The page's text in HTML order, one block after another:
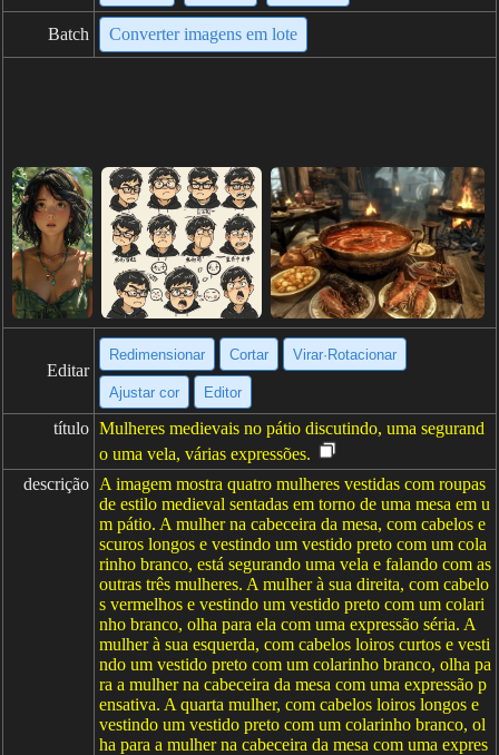
Batch Converter imagens em lote
Editar
Redimensionar Cortar Virar·Rotacionar
Ajustar cor Editor
título Mulheres medievais no pátio discutindo, uma segurand
o uma vela, várias expressões.
descrição A imagem mostra quatro mulheres vestidas com roupas
de estilo medieval sentadas em torno de uma mesa em u
m pátio. A mulher na cabeceira da mesa, com cabelos e
scuros longos e vestindo um vestido preto com um cola
rinho branco, está segurando uma vela e falando com as
outras três mulheres. A mulher à sua direita, com cabelo
s vermelhos e vestindo um vestido preto com um colari
nho branco, olha para ela com uma expressão séria. A
mulher à sua esquerda, com cabelos loiros curtos e vesti
ndo um vestido preto com um colarinho branco, olha pa
ra a mulher na cabeceira da mesa com uma expressão p
ensativa. A quarta mulher, com cabelos loiros longos e
vestindo um vestido preto com um colarinho branco, ol
ha para a mulher na cabeceira da mesa com uma expres